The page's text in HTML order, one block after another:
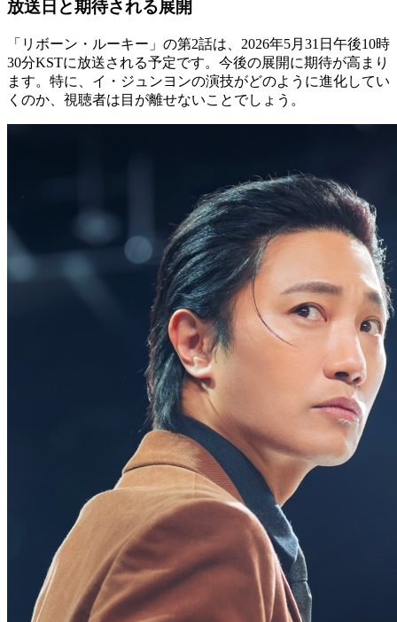
放送日と期待される展開
「リボーン・ルーキー」の第2話は、2026年5月31日午後10時
30分KSTに放送される予定です。今後の展開に期待が高まり
ます。特に、イ・ジュンヨンの演技がどのように進化してい
くのか、視聴者は目が離せないことでしょう。